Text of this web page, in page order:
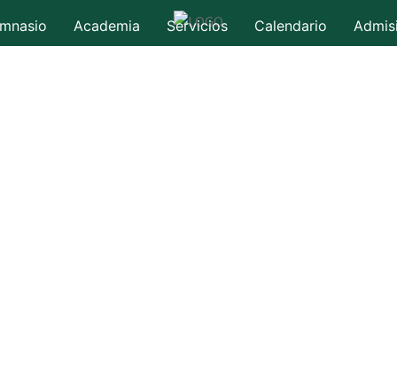
Academia Servicios Calendario